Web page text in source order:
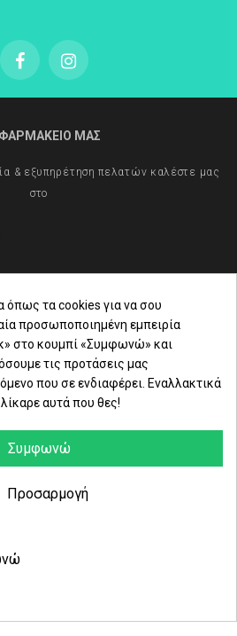
ΜΑΣ
& εξυπηρέτηση πελατών καλέστε μας
στο
- 21:00
glowpharmacy.gr
όπως τα cookies για να σου
προσωποποιημένη εμπειρία
στο κουμπί «Συμφωνώ» και
τις προτάσεις μας
που σε ενδιαφέρει. Εναλλακτικά
αυτά που θες!
Συμφωνώ
Προσαρμογή